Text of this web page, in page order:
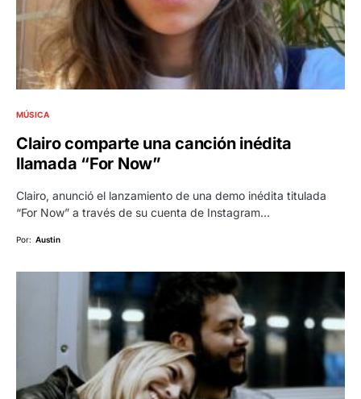
MÚSICA
Clairo comparte una canción inédita
llamada “For Now”
Clairo, anunció el lanzamiento de una demo inédita titulada
“For Now” a través de su cuenta de Instagram…
Por: Austin